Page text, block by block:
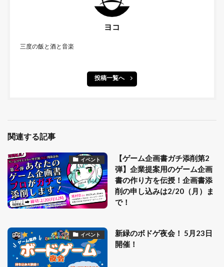
ヨコ
三度の飯と酒と音楽
投稿一覧へ
関連する記事
イベント
【ゲーム企画書ガチ添削第2
弾】企業提案用のゲーム企画
書の作り方を伝授！企画書添
削の申し込みは2/20（月）ま
で！
イベント
新緑のボドゲ夜会！ 5月23日
開催！